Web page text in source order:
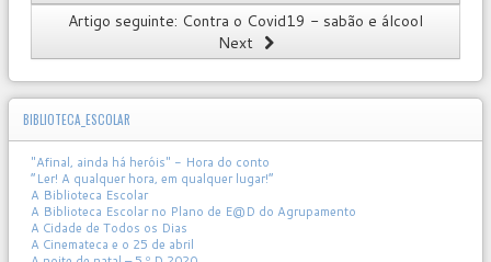
Artigo seguinte: Contra o Covid19 - sabão e álcool
Next
BIBLIOTECA_ESCOLAR
"Afinal, ainda há heróis" - Hora do conto
“Ler! A qualquer hora, em qualquer lugar!”
A Biblioteca Escolar
A Biblioteca Escolar no Plano de E@D do Agrupamento
A Cidade de Todos os Dias
A Cinemateca e o 25 de abril